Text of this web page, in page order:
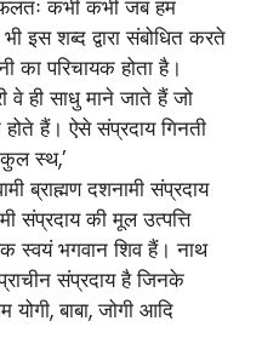
फलतः कभी कभी जब हम
इस शब्द द्वारा संबोधित करते
का परिचायक होता है।
वे ही साधु माने जाते हैं जो
होते हैं। ऐसे संप्रदाय गिनती
स्थ,’
ब्राह्मण दशनामी संप्रदाय
संप्रदाय की मूल उत्पत्ति
स्वयं भगवान शिव हैं। नाथ
संप्रदाय है जिनके
योगी, बाबा, जोगी आदि